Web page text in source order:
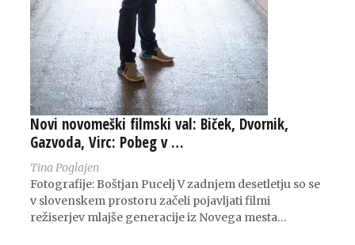
Novi novomeški filmski val: Biček, Dvornik,
Gazvoda, Virc: Pobeg v …
Tina Poglajen
Fotografije: Boštjan Pucelj V zadnjem desetletju so se
v slovenskem prostoru začeli pojavljati filmi
režiserjev mlajše generacije iz Novega mesta…